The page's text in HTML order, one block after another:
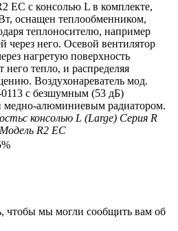
EC с консолью L в комплекте,
оснащен теплообменником,
теплоносителю, например
через него. Осевой вентилятор
нагретую поверхность
него тепло, и распределяя
Воздухонареватель мод.
с безшумным (53 дБ)
медно-алюминиевым радиатором.
с консолью L (Large) Серия R
Модель R2 EC
чтобы мы могли сообщить вам об